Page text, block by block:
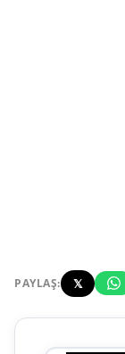
PAYLAŞ: 𝕏